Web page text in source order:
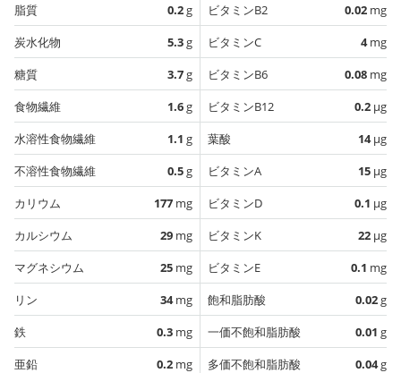
脂質
0.2g
炭水化物
5.3g
糖質
3.7g
食物繊維
1.6g
水溶性食物繊維
1.1 g
不溶性食物繊維
0.5g
カリウム
177 mg
カルシウム
29 mg
マグネシウム
25 mg
リン
34mg
鉄
0.3 mg
亜鉛
0.2 mg
ビタミンB2
0.02 mg
ビタミンC
4mg
ビタミンB6
0.08 mg
ビタミンB12
0.2 µg
葉酸
14µg
ビタミンA
15 µg
ビタミンD
0.1 µg
ビタミンK
22 µg
ビタミンE
0.1 mg
飽和脂肪酸
0.02g
一価不飽和脂肪酸
0.01 g
多価不飽和脂肪酸
0.04g